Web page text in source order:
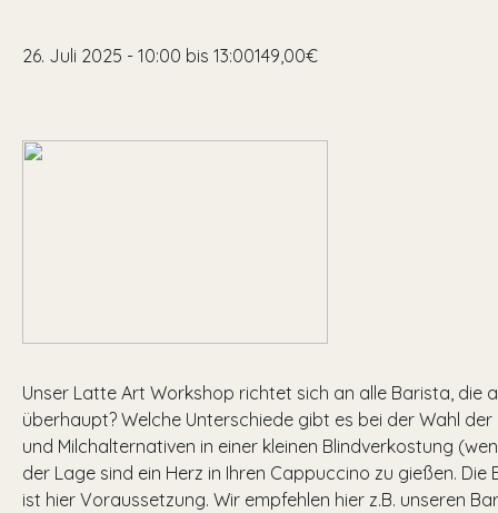
26. Juli 2025 - 10:00 bis 13:00149,00€
Unser Latte Art Workshop richtet sich an alle Barista, die
überhaupt? Welche Unterschiede gibt es bei der Wahl
und Milchalternativen in einer kleinen Blindverkostung
der Lage sind ein Herz in Ihren Cappuccino zu gießen.
ist hier Voraussetzung. Wir empfehlen hier z.B. unseren